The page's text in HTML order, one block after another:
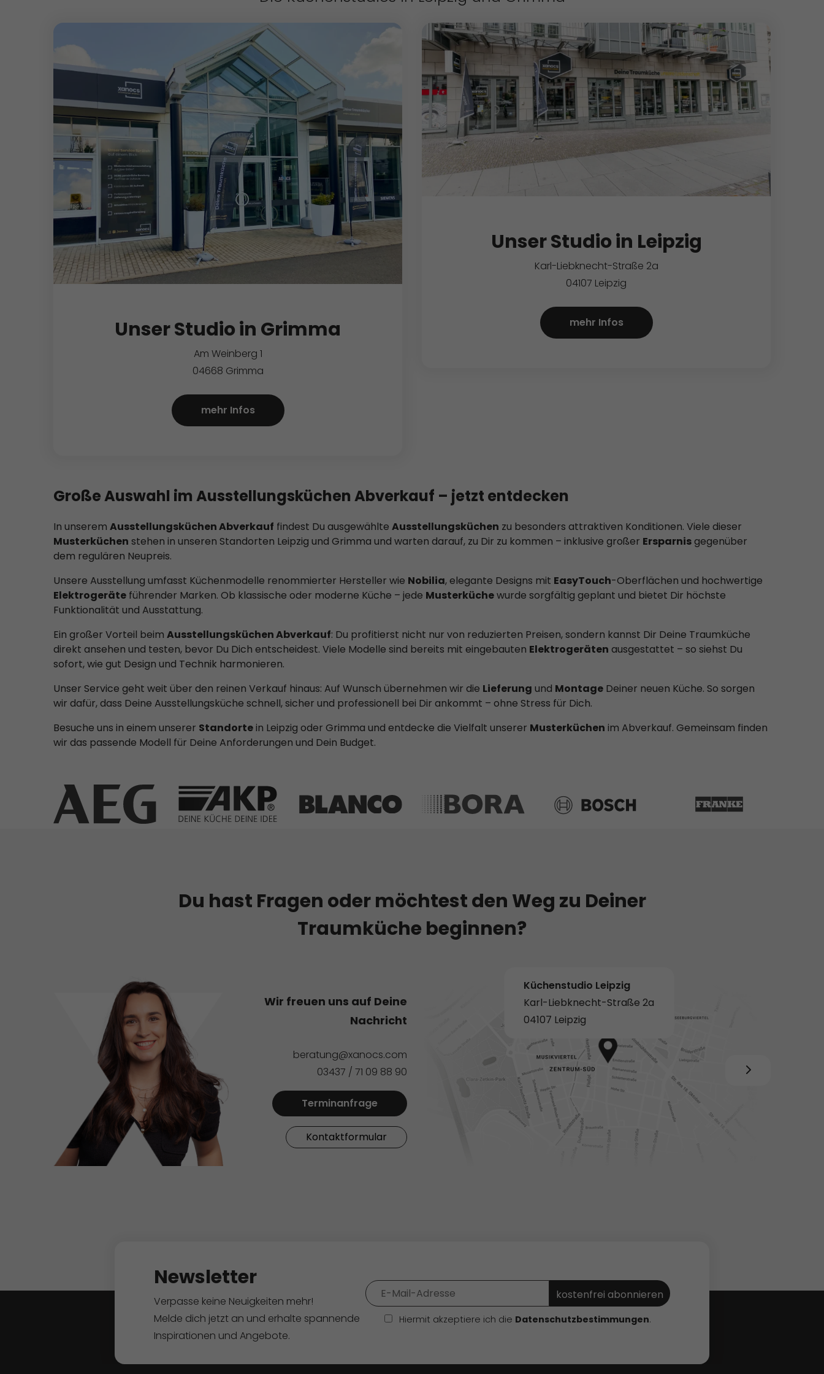
Unser Studio in Grimma
Am Weinberg 1
04668 Grimma
mehr Infos
Unser Studio in Leipzig
Karl-Liebknecht-Straße 2a
04107 Leipzig
mehr Infos
Große Auswahl im Ausstellungsküchen Abverkauf – jetzt entdecken
In unserem Ausstellungsküchen Abverkauf findest Du ausgewählte Ausstellungsküchen zu besonders attraktiven Konditionen. Viele dieser
Musterküchen stehen in unseren Standorten Leipzig und Grimma und warten darauf, zu Dir zu kommen – inklusive großer Ersparnisgegenüber
dem regulären Neupreis.
Unsere Ausstellung umfasst Küchenmodelle renommierter Hersteller wie Nobilia, elegante Designs mit EasyTouch-Oberflächen und hochwertige
Elektrogeräte führender Marken. Ob klassische oder moderne Küche – jede Musterküchewurde sorgfältig geplant und bietet Dir höchste
Funktionalität und Ausstattung.
Ein großer Vorteil beim Ausstellungsküchen Abverkauf: Du profitierst nicht nur von reduzierten Preisen, sondern kannst Dir Deine Traumküche
direkt ansehen und testen, bevor Du Dich entscheidest. Viele Modelle sind bereits mit eingebauten Elektrogeräten ausgestattet – so siehst Du
sofort, wie gut Design und Technik harmonieren.
Unser Service geht weit über den reinen Verkauf hinaus: Auf Wunsch übernehmen wir die Lieferung und Montage Deiner neuen Küche. So sorgen
wir dafür, dass Deine Ausstellungsküche schnell, sicher und professionell bei Dir ankommt – ohne Stress für Dich.
Besuche uns in einem unserer Standortein Leipzig oder Grimma und entdecke die Vielfalt unserer Musterküchen im Abverkauf. Gemeinsam finden
wir das passende Modell für Deine Anforderungen und Dein Budget.
Du hast Fragen oder möchtest den Weg zu Deiner
Traumküche beginnen?
Wir freuen uns auf Deine
Nachricht
beratung@xanocs.com
03437 / 71 09 88 90
Terminanfrage
Kontaktformular
Küchenstudio Leipzig
Karl-Liebknecht-Straße 2a
04107 Leipzig
Newsletter
Verpasse keine Neuigkeiten mehr!
Melde dich jetzt an und erhalte spannende
Inspirationen und Angebote.
Hiermit akzeptiere ich die Datenschutzbestimmungen.